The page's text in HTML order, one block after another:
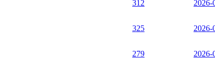
312 2026-
325 2026-
279 2026-